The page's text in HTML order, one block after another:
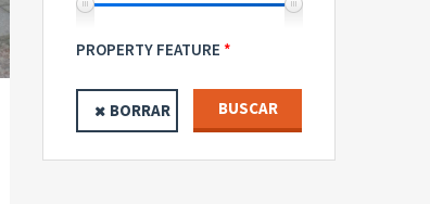
PROPERTY FEATURE
BORRAR BUSCAR